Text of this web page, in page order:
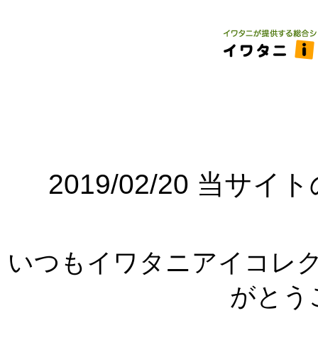
2019/02/20 当サイ
いつもイワタニアイコレ
がとう